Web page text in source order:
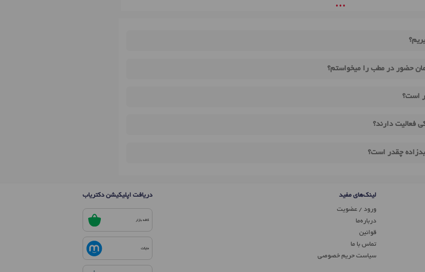
• • •
حضور در مطب را میخواستم؟
است؟
فعالیت دارند؟
چقدر است؟
لینک‌های مفید
ورود / عضویت
درباره‌ما
قوانین
تماس ‌با ما
سیاست حریم خصوصی
دریافت اپلیکیشن دکتریاب
کافه بازار
مایکت